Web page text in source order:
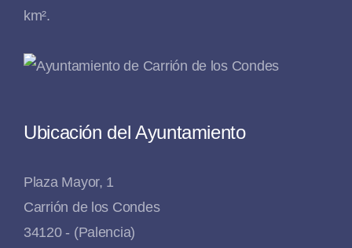
km².
Ubicación del Ayuntamiento
Plaza Mayor, 1
Carrión de los Condes
34120 - (Palencia)